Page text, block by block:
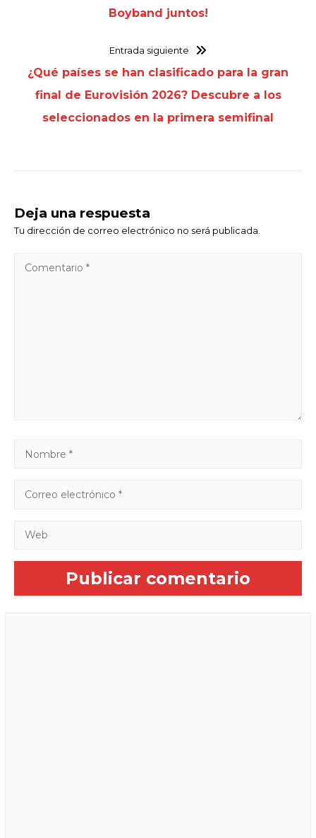
Boyband juntos!
Entrada siguiente
¿Qué países se han clasificado para la gran
final de Eurovisión 2026? Descubre a los
seleccionados en la primera semifinal
Deja una respuesta
Tu dirección de correo electrónico no será publicada.